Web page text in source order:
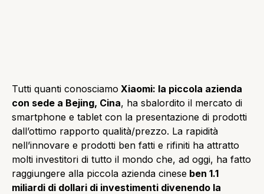
Tutti quanti conosciamo Xiaomi: la piccola azienda
con sede a Bejing, Cina, ha sbalordito il mercato di
smartphone e tablet con la presentazione di prodotti
dall’ottimo rapporto qualità/prezzo. La rapidità
nell’innovare e prodotti ben fatti e rifiniti ha attratto
molti investitori di tutto il mondo che, ad oggi, ha fatto
raggiungere alla piccola azienda cinese ben 1.1
miliardi di dollari di investimenti divenendo la